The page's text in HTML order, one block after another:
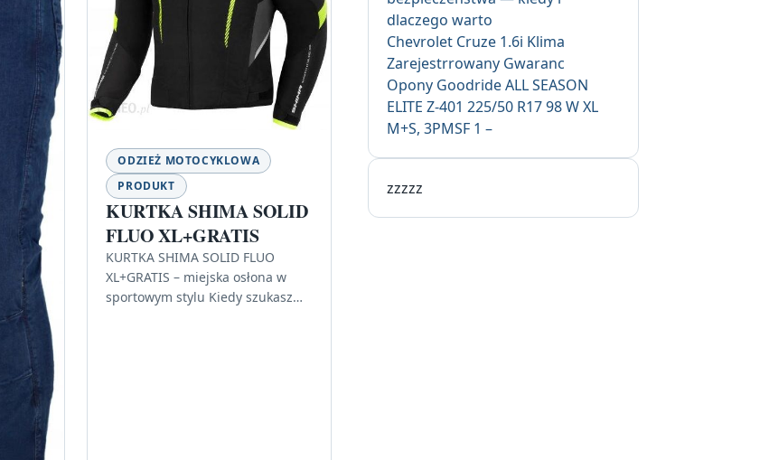
ODZIEŻ MOTOCYKLOWA
PRODUKT
KURTKA SHIMA SOLID
FLUO XL+GRATIS
KURTKA SHIMA SOLID FLUO
XL+GRATIS – miejska osłona w
sportowym stylu Kiedy szukasz
dlaczego warto
Chevrolet Cruze 1.6i Klima
Zarejestrrowany Gwaranc
Opony Goodride ALL SEASON
ELITE Z-401 225/50 R17 98 W XL
M+S, 3PMSF 1 –
zzzzz